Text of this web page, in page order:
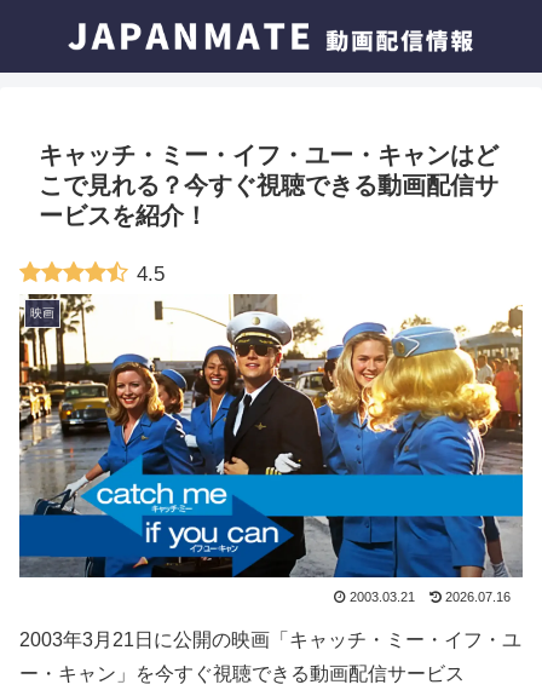
キャッチ・ミー・イフ・ユー・キャンはど
こで見れる？今すぐ視聴できる動画配信サ
ービスを紹介！
4.5
映画
2003.03.21 2026.07.16
2003年3月21日に公開の映画「キャッチ・ミー・イフ・ユ
ー・キャン」を今すぐ視聴できる動画配信サービス